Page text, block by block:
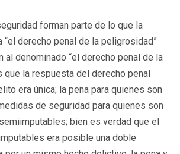
forman parte de lo que la
“el derecho penal de la peligrosidad”
al denominado “el derecho penal de la
que la respuesta del derecho penal
era única; la pena para quienes son
de seguridad para quienes son
bien es verdad que el
era posible una doble